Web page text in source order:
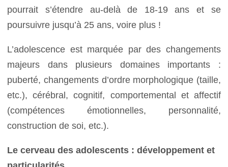
pourrait s’étendre au-delà de 18-19 ans et se
poursuivre jusqu’à 25 ans, voire plus !
L’adolescence est marquée par des changements
majeurs dans plusieurs domaines importants :
puberté, changements d’ordre morphologique (taille,
etc.), cérébral, cognitif, comportemental et affectif
(compétences émotionnelles, personnalité,
construction de soi, etc.).
Le cerveau des adolescents : développement et